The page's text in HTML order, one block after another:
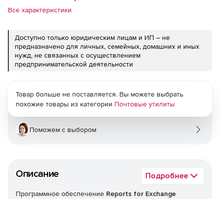
Все характеристики
Доступно только юридическим лицам и ИП – не
предназначено для личных, семейных, домашних и иных
нужд, не связанных с осуществлением
предпринимательской деятельности
Описание Подробнее
Программное обеспечение Reports for Exchange
Товар больше не поставляется. Вы можете выбрать
похожие товары из категории Почтовые утилиты
Поможем с выбором